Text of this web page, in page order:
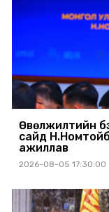
Өвөлжилтийн
сайд
ажиллав
2026-08-05 17:30:00